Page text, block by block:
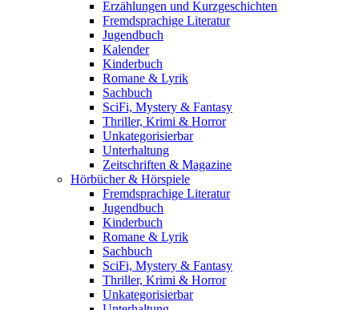
Erzählungen und Kurzgeschichten
Fremdsprachige Literatur
Jugendbuch
Kalender
Kinderbuch
Romane & Lyrik
Sachbuch
SciFi, Mystery & Fantasy
Thriller, Krimi & Horror
Unkategorisierbar
Unterhaltung
Zeitschriften & Magazine
Hörbücher & Hörspiele
Fremdsprachige Literatur
Jugendbuch
Kinderbuch
Romane & Lyrik
Sachbuch
SciFi, Mystery & Fantasy
Thriller, Krimi & Horror
Unkategorisierbar